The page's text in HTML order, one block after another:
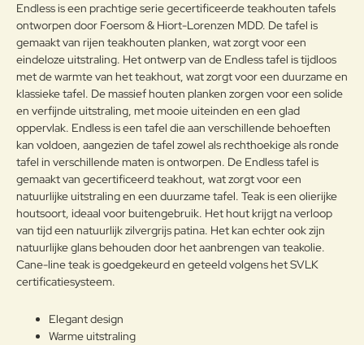
de mooie en warme goudbruine
kleur van uw teakhouten
meubelen te behouden.
g:
Note:HTML-code wordt niet vertaald!
Waardering:
Waarderin
g:
Slecht Goed
Verder
Endless is een prachtige serie gecertificeerde teakhouten tafels
ontworpen door Foersom & Hiort-Lorenzen MDD. De tafel is
gemaakt van rijen teakhouten planken, wat zorgt voor een
eindeloze uitstraling. Het ontwerp van de Endless tafel is tijdloos
met de warmte van het teakhout, wat zorgt voor een duurzame en
klassieke tafel. De massief houten planken zorgen voor een solide
en verfijnde uitstraling, met mooie uiteinden en een glad
oppervlak. Endless is een tafel die aan verschillende behoeften
kan voldoen, aangezien de tafel zowel als rechthoekige als ronde
tafel in verschillende maten is ontworpen. De Endless tafel is
gemaakt van gecertificeerd teakhout, wat zorgt voor een
natuurlijke uitstraling en een duurzame tafel. Teak is een olierijke
houtsoort, ideaal voor buitengebruik. Het hout krijgt na verloop
van tijd een natuurlijk zilvergrijs patina. Het kan echter ook zijn
natuurlijke glans behouden door het aanbrengen van teakolie.
Cane-line teak is goedgekeurd en geteeld volgens het SVLK
certificatiesysteem.
Elegant design
Warme uitstraling